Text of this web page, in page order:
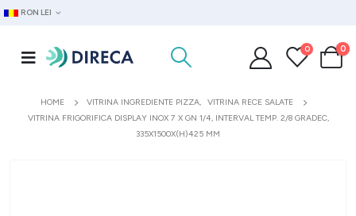
RON LEI
0 0
HOME VITRINA INGREDIENTE PIZZA,
VITRINA RECE SALATE
VITRINA FRIGORIFICA DISPLAY INOX 7 X GN 1/4, INTERVAL TEMP. 2/8 GRADEC,
335X1500X(H)425 MM